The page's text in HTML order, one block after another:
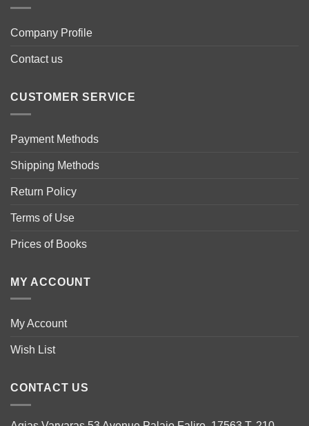
Company Profile
Contact us
CUSTOMER SERVICE
Payment Methods
Shipping Methods
Return Policy
Terms of Use
Prices of Books
MY ACCOUNT
My Account
Wish List
CONTACT US